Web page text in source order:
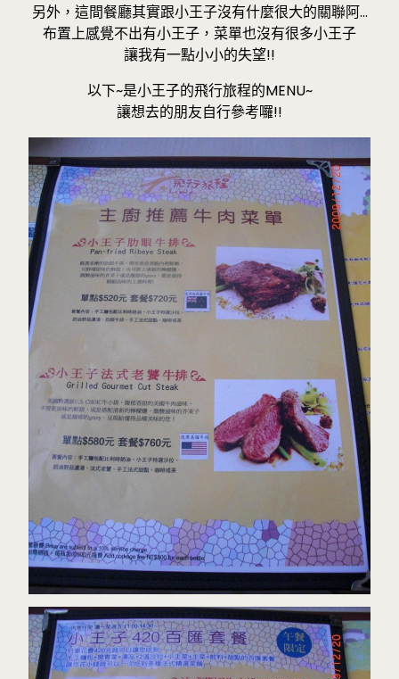
另外，這間餐廳其實跟小王子沒有什麼很大的關聯阿…
布置上感覺不出有小王子，菜單也沒有很多小王子
讓我有一點小小的失望!!
以下~是小王子的飛行旅程的MENU~
讓想去的朋友自行參考囉!!